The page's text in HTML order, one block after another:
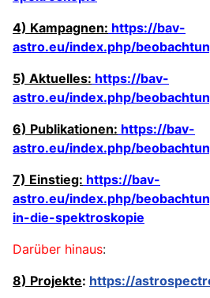
4) Kampagnen: https://bav-
astro.eu/index.php/
5) Aktuelles: https://bav-
astro.eu/index.php/
6) Publikationen: https://bav-
astro.eu/index.php/
7) Einstieg: https://bav-
astro.eu/index.php/
in-die-spektroskopie
Darüber hinaus:
8) Projekte: https://